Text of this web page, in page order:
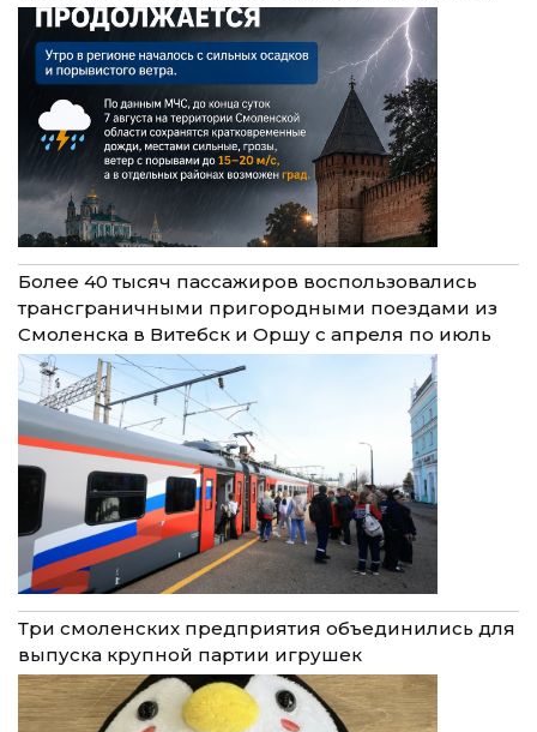
Более 40 тысяч пассажиров воспользовались
трансграничными пригородными поездами из
Смоленска в Витебск и Оршу с апреля по июль
Три смоленских предприятия объединились для
выпуска крупной партии игрушек